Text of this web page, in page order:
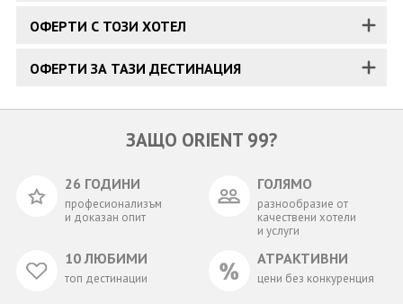
ОФЕРТИ С ТОЗИ ХОТЕЛ
ОФЕРТИ ЗА ТАЗИ ДЕСТИНАЦИЯ
ЗАЩО ORIENT 99?
26 ГОДИНИ
професионализъм
и доказан опит
ГОЛЯМО
разнообразие от
качествени хотели
и услуги
10 ЛЮБИМИ
топ дестинации
АТРАКТИВНИ
цени без конкуренция